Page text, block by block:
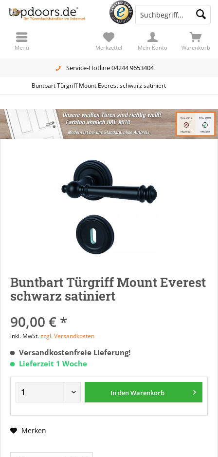
Service-Hotline 04244 9653404
Warenkorb
Merkzettel Mein Konto
Menü
Buntbart Türgriff Mount Everest schwarz satiniert
Buntbart Türgriff Mount Everest
schwarz satiniert
90,00 € *
inkl. MwSt.zzgl. Versandkosten
Versandkostenfreie Lieferung!
Lieferzeit 1 Woche
In denWarenkorb
Merken